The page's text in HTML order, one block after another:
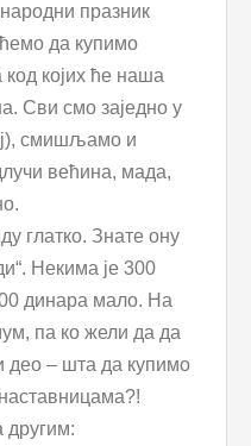
празник
да купимо
којих ће наша
Сви смо заједно у
смишљамо и
већина, мада,
глатко. Знате ону
Некима је 300
динара мало. На
па ко жели да да
део – шта да купимо
другим: